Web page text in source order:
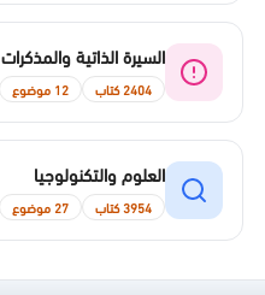
السيرة الذاتية والمذكرات
2404 كتاب 12 موضوع
العلوم والتكنولوجيا
3954 كتاب 27 موضوع